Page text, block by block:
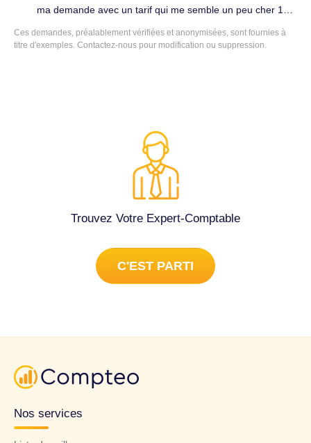
ma demande avec un tarif qui me semble un peu cher 150
euros mensuel avec comptabilité complète Sauf que je
démarre et qu'il ne devrait pas être surcharger au départ.
Ces demandes, préalablement vérifiées et anonymisées, sont fournies à
titre d'exemples. Contactez-nous pour modification ou suppression.
Trouvez Votre Expert-Comptable
C'EST PARTI
Nos services